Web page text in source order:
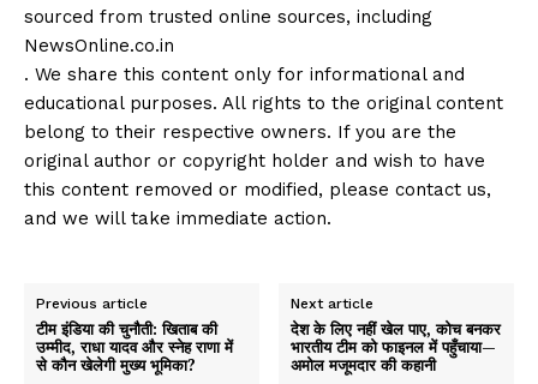
sourced from trusted online sources, including
NewsOnline.co.in
. We share this content only for informational and
educational purposes. All rights to the original content
belong to their respective owners. If you are the
original author or copyright holder and wish to have
this content removed or modified, please contact us,
and we will take immediate action.
Previous article
टीम इंडिया की चुनौती: खिताब की
उम्मीद, राधा यादव और स्नेह राणा में
से कौन खेलेगी मुख्य भूमिका?
Next article
देश के लिए नहीं खेल पाए, कोच बनकर
भारतीय टीम को फाइनल में पहुँचाया—
अमोल मजूमदार की कहानी